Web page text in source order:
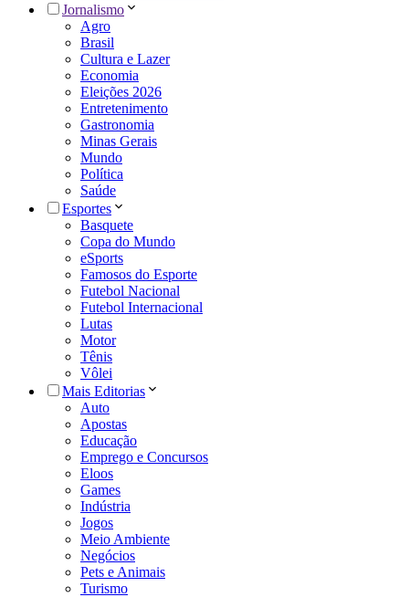
Jornalismo
Agro
Brasil
Cultura e Lazer
Economia
Eleições 2026
Entretenimento
Gastronomia
Minas Gerais
Mundo
Política
Saúde
Esportes
Basquete
Copa do Mundo
eSports
Famosos do Esporte
Futebol Nacional
Futebol Internacional
Lutas
Motor
Tênis
Vôlei
Mais Editorias
Auto
Apostas
Educação
Emprego e Concursos
Eloos
Games
Indústria
Jogos
Meio Ambiente
Negócios
Pets e Animais
Turismo